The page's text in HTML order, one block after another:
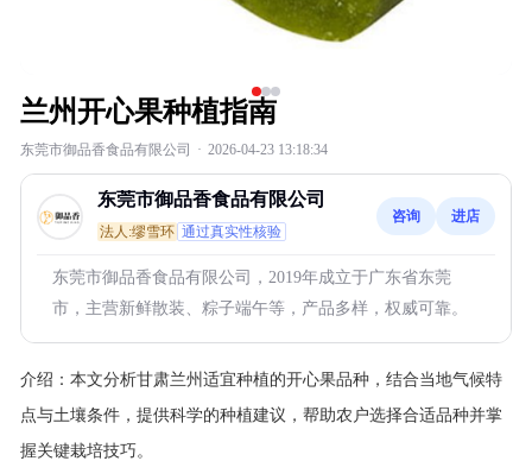
兰州开心果种植指南
东莞市御品香食品有限公司 · 2026-04-23 13:18:34
东莞市御品香食品有限公司
法人:缪雪环 通过真实性核验
咨询 进店
东莞市御品香食品有限公司，2019年成立于广东省东莞
市，主营新鲜散装、粽子端午等，产品多样，权威可靠。
介绍： 本文分析甘肃兰州适宜种植的开心果品种，结合当地气候特
点与土壤条件，提供科学的种植建议，帮助农户选择合适品种并掌
握关键栽培技巧。